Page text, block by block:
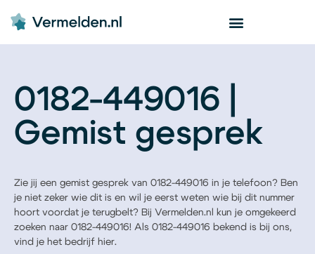
0182-449016 |
Gemist gesprek
Zie jij een gemist gesprek van 0182-449016 in je telefoon? Ben
je niet zeker wie dit is en wil je eerst weten wie bij dit nummer
hoort voordat je terugbelt? Bij Vermelden.nl kun je omgekeerd
zoeken naar 0182-449016! Als 0182-449016 bekend is bij ons,
vind je het bedrijf hier.